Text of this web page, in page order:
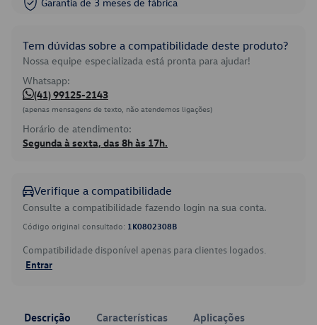
Tem dúvidas sobre a compatibilidade deste produto?
Nossa equipe especializada está pronta para ajudar!
Whatsapp:
(41) 99125-2143
(apenas mensagens de texto, não atendemos ligações)
Horário de atendimento:
Segunda à sexta, das 8h às 17h.
Verifique a compatibilidade
Consulte a compatibilidade fazendo login na sua conta.
Código original consultado: 1K0802308B
Compatibilidade disponível apenas para clientes logados.
Entrar
Descrição Características Aplicações